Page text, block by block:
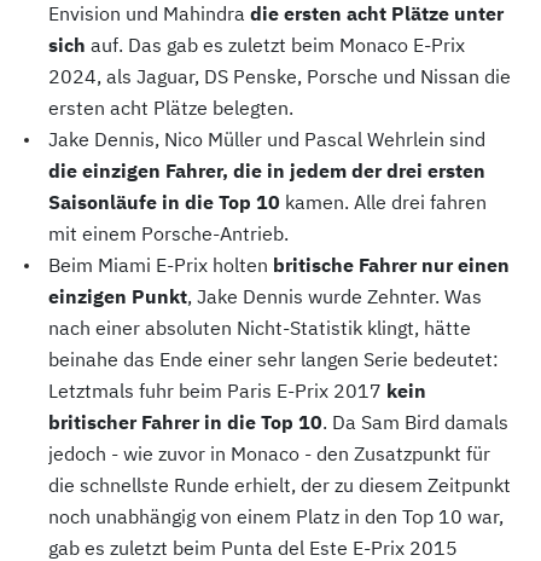
Envision und Mahindra die ersten acht Plätze unter
sich auf. Das gab es zuletzt beim Monaco E-Prix
2024, als Jaguar, DS Penske, Porsche und Nissan die
ersten acht Plätze belegten.
Jake Dennis, Nico Müller und Pascal Wehrlein sind
die einzigen Fahrer, die in jedem der drei ersten
Saisonläufe in die Top 10 kamen. Alle drei fahren
mit einem Porsche-Antrieb.
Beim Miami E-Prix holten britische Fahrer nur einen
einzigen Punkt, Jake Dennis wurde Zehnter. Was
nach einer absoluten Nicht-Statistik klingt, hätte
beinahe das Ende einer sehr langen Serie bedeutet:
Letztmals fuhr beim Paris E-Prix 2017 kein
britischer Fahrer in die Top 10. Da Sam Bird damals
jedoch - wie zuvor in Monaco - den Zusatzpunkt für
die schnellste Runde erhielt, der zu diesem Zeitpunkt
noch unabhängig von einem Platz in den Top 10 war,
gab es zuletzt beim Punta del Este E-Prix 2015